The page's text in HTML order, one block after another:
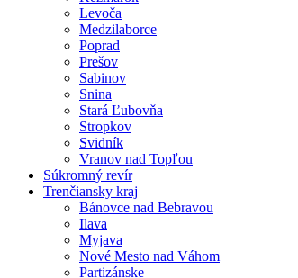
Levoča
Medzilaborce
Poprad
Prešov
Sabinov
Snina
Stará Ľubovňa
Stropkov
Svidník
Vranov nad Topľou
Súkromný revír
Trenčiansky kraj
Bánovce nad Bebravou
Ilava
Myjava
Nové Mesto nad Váhom
Partizánske